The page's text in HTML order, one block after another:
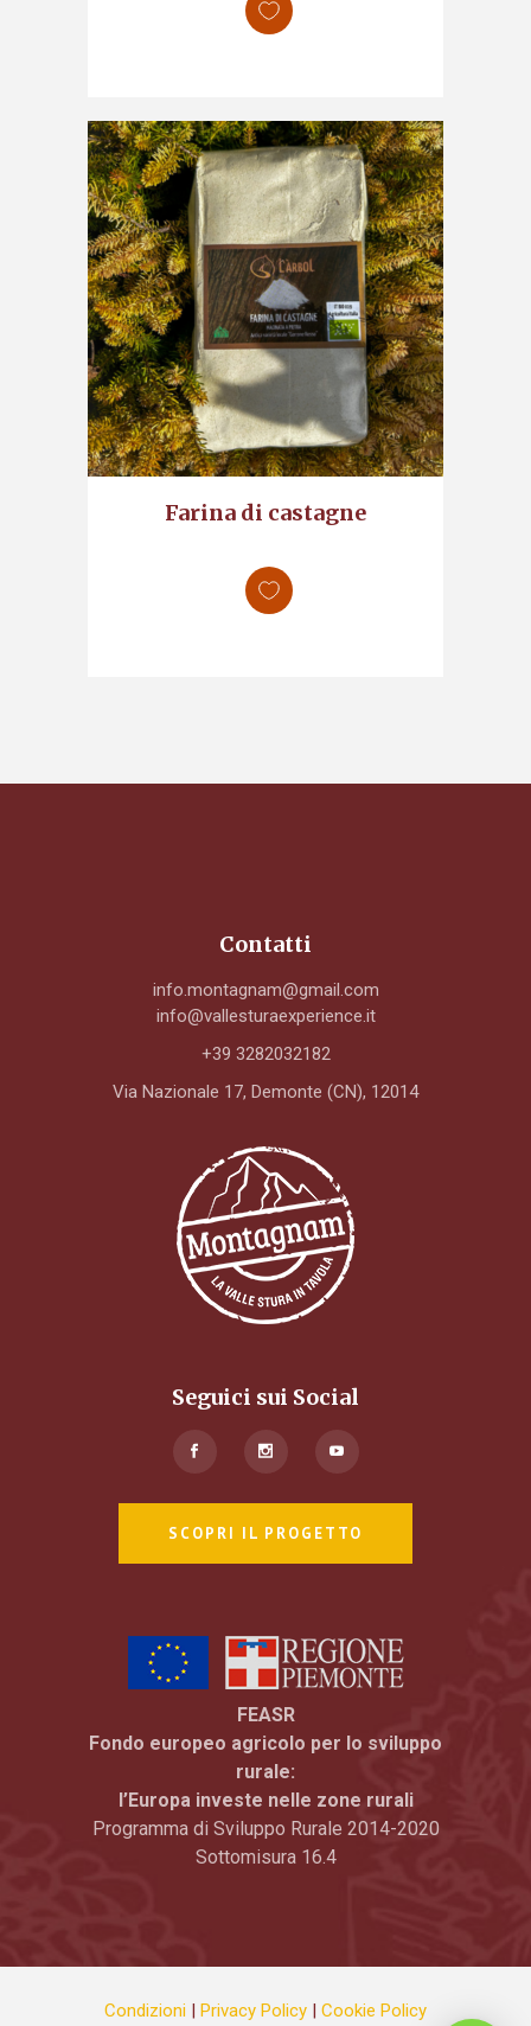
Farina di castagne
Contatti
info.montagnam@gmail.com
info@vallesturaexperience.it
+39 3282032182
Via Nazionale 17, Demonte (CN), 12014
Seguici sui Social
SCOPRI IL PROGETTO
FEASR
Fondo europeo agricolo per lo sviluppo
rurale:
l’Europa investe nelle zone rurali
Programma di Sviluppo Rurale 2014-2020
Sottomisura 16.4
Condizioni | Privacy Policy | Cookie Policy